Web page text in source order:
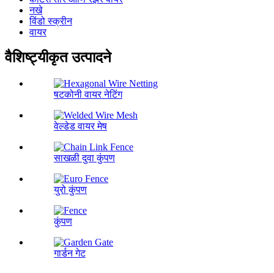
नखे
विंडो स्क्रीन
वायर
वैशिष्ट्यीकृत उत्पादने
षटकोनी वायर नेटिंग
वेल्डेड वायर मेष
साखळी दुवा कुंपण
युरो कुंपण
कुंपण
गार्डन गेट